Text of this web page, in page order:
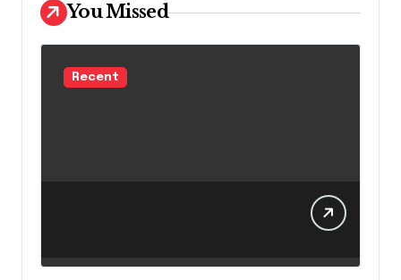
You Missed
Recent